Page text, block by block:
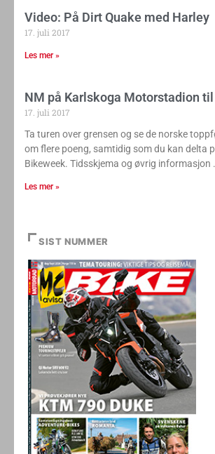
Video: På Dirt Quake med Harley
17. juli 2017
Les mer »
NM på Karlskoga Motorstadion
17. juli 2017
Ta turen over grensen og se de norske
om flere poeng, samtidig som du kan delta
Bikeweek. Tidsskjema og øvrig informasjon
Les mer »
SIST NUMMER